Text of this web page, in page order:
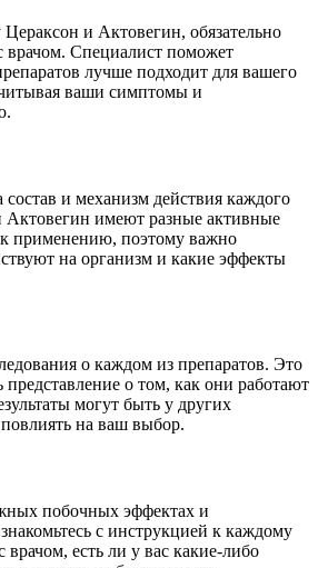
и Актовегин, обязательно
врачом. Специалист поможет
лучше подходит для вашего
ваши симптомы и
и механизм действия каждого
Актовегин имеют разные активные
к применению, поэтому важно
на организм и какие эффекты
о каждом из препаратов. Это
о том, как они работают
могут быть у других
на ваш выбор.
побочных эффектах и
с инструкцией к каждому
врачом, есть ли у вас какие-либо